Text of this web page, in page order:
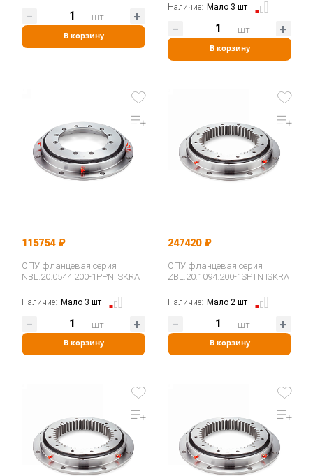
В корзину
шт
Наличие: Мало 3 шт
В корзину
шт
115754 ₽
ОПУ фланцевая серия
NBL.20.0544.200-1PPN ISKRA
Наличие: Мало 3 шт
В корзину
шт
247420 ₽
ОПУ фланцевая серия
ZBL.20.1094.200-1SPTN ISKRA
Наличие: Мало 2 шт
В корзину
шт